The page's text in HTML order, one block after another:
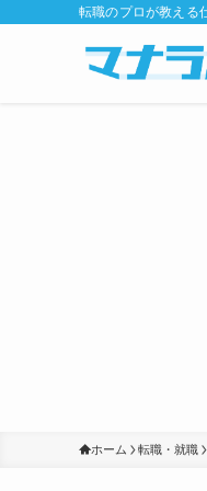
転職のプロが教える
ホーム 転職・就職